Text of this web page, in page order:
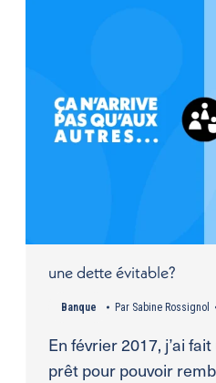
une dette évitable?
Banque Par Sabine Rossignol
En février 2017, j’ai
prêt pour pouvoir